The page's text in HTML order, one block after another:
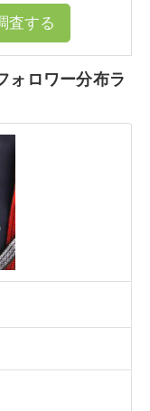
査する
ォロワー分布ラ